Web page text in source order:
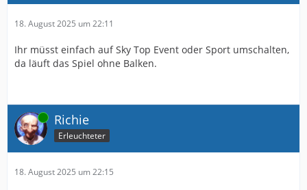
18. August 2025 um 22:11
Ihr müsst einfach auf Sky Top Event oder Sport umschalten,
da läuft das Spiel ohne Balken.
Online Richie
Erleuchteter
18. August 2025 um 22:15